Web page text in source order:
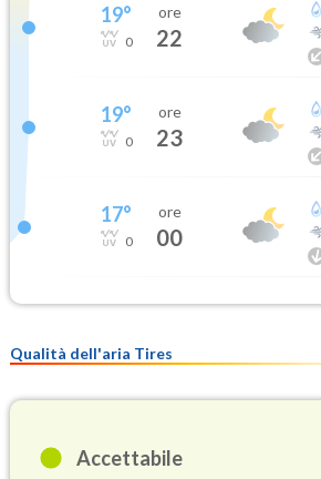
19°
0
ore
22
19°
0
ore
23
17°
0
ore
00
Qualità dell'aria Tires
Accettabile